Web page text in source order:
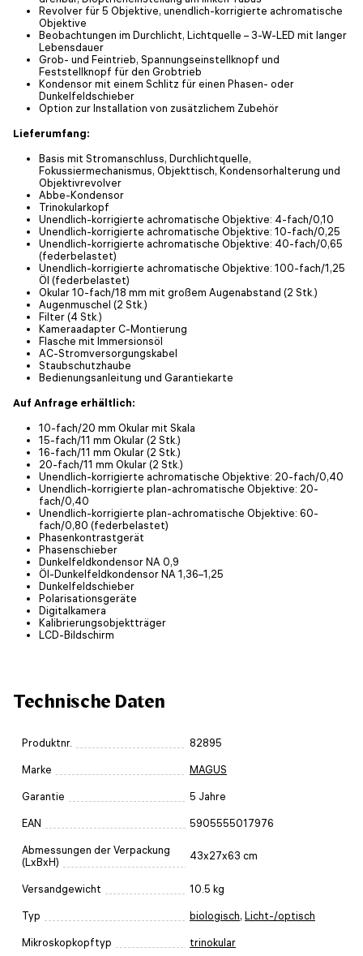
Revolver für 5 Objektive, unendlich-korrigierte achromatische
Objektive
Beobachtungen im Durchlicht, Lichtquelle – 3-W-LED mit langer
Lebensdauer
Grob- und Feintrieb, Spannungseinstellknopf und
Feststellknopf für den Grobtrieb
Kondensor mit einem Schlitz für einen Phasen- oder
Dunkelfeldschieber
Option zur Installation von zusätzlichem Zubehör
Lieferumfang:
Basis mit Stromanschluss, Durchlichtquelle,
Fokussiermechanismus, Objekttisch, Kondensorhalterung und
Objektivrevolver
Abbe-Kondensor
Trinokularkopf
Unendlich-korrigierte achromatische Objektive: 4-fach/0,10
Unendlich-korrigierte achromatische Objektive: 10-fach/0,25
Unendlich-korrigierte achromatische Objektive: 40-fach/0,65
(federbelastet)
Unendlich-korrigierte achromatische Objektive: 100-fach/1,25
Öl (federbelastet)
Okular 10-fach/18 mm mit großem Augenabstand (2 Stk.)
Augenmuschel (2 Stk.)
Filter (4 Stk.)
Kameraadapter C-Montierung
Flasche mit Immersionsöl
AC-Stromversorgungskabel
Staubschutzhaube
Bedienungsanleitung und Garantiekarte
Auf Anfrage erhältlich:
10-fach/20 mm Okular mit Skala
15-fach/11 mm Okular (2 Stk.)
16-fach/11 mm Okular (2 Stk.)
20-fach/11 mm Okular (2 Stk.)
Unendlich-korrigierte achromatische Objektive: 20-fach/0,40
Unendlich-korrigierte plan-achromatische Objektive: 20-
fach/0,40
Unendlich-korrigierte plan-achromatische Objektive: 60-
fach/0,80 (federbelastet)
Phasenkontrastgerät
Phasenschieber
Dunkelfeldkondensor NA 0,9
Öl-Dunkelfeldkondensor NA 1,36–1,25
Dunkelfeldschieber
Polarisationsgeräte
Digitalkamera
Kalibrierungsobjektträger
LCD-Bildschirm
Technische Daten
Produktnr. 82895
Marke MAGUS
Garantie 5 Jahre
EAN 5905555017976
Abmessungen der Verpackung
(LxBxH)
43x27x63 cm
Versandgewicht 10.5 kg
Typ biologisch, Licht-/optisch
Mikroskopkopftyp trinokular